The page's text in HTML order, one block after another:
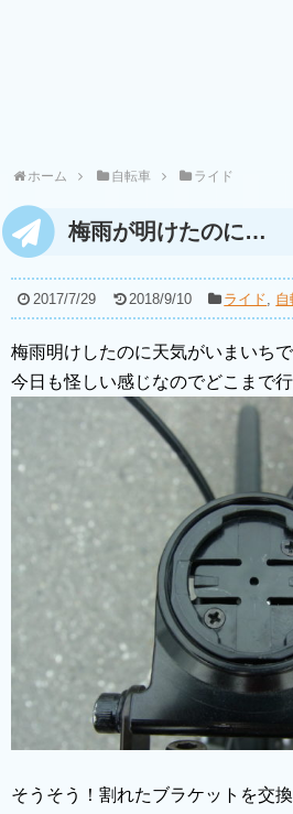
ホーム 自転車 ライド
梅雨が明けたのに…
2017/7/29 2018/9/10 ライド, 自
梅雨明けしたのに天気がいまいちで
今日も怪しい感じなのでどこまで
そうそう！割れたブラケットを交換